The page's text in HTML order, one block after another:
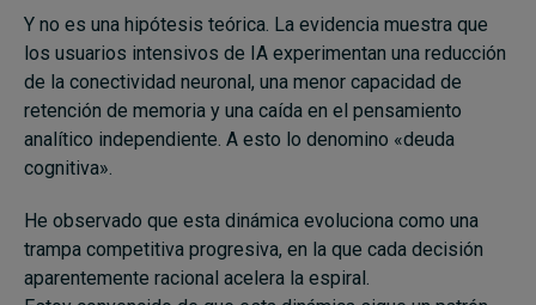
Y no es una hipótesis teórica. La evidencia muestra que
los usuarios intensivos de IA experimentan una reducción
de la conectividad neuronal, una menor capacidad de
retención de memoria y una caída en el pensamiento
analítico independiente. A esto lo denomino «deuda
cognitiva».
He observado que esta dinámica evoluciona como una
trampa competitiva progresiva, en la que cada decisión
aparentemente racional acelera la espiral.